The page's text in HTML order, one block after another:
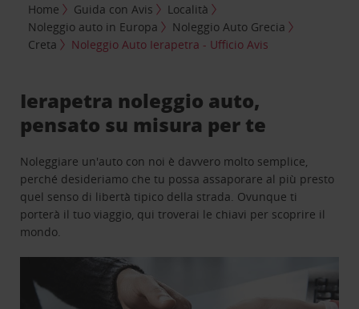
Home Guida con Avis
Località
Noleggio auto in Europa
Noleggio Auto Grecia
Creta
Noleggio Auto Ierapetra - Ufficio Avis
Ierapetra noleggio auto,
pensato su misura per te
Noleggiare un'auto con noi è davvero molto semplice,
perché desideriamo che tu possa assaporare al più presto
quel senso di libertà tipico della strada. Ovunque ti
porterà il tuo viaggio, qui troverai le chiavi per scoprire il
mondo.